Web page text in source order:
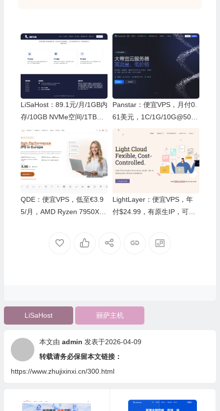
LiSaHost：89.1元/月/1GB内
存/10GB NVMe空间/1TB流
量/50Mbps-150Mbps端口/K
VM/香港HGC/双ISP/原生住
宅IP
Panstar：便宜VPS，月付0.
61美元，1C/1G/10G@500
M，512G流量，德国原生I
P，同时支持IPV6和IPV4
QDE：便宜VPS，低至€3.9
5/月，AMD Ryzen 7950X+1
LightLayer：便宜VPS，年
付$24.99，有原生IP，可选
LiSaHost 丽萨主机
本文由 admin 发表于2026-04-09
转载请务必保留本文链接：
https://www.zhujixinxi.cn/300.html